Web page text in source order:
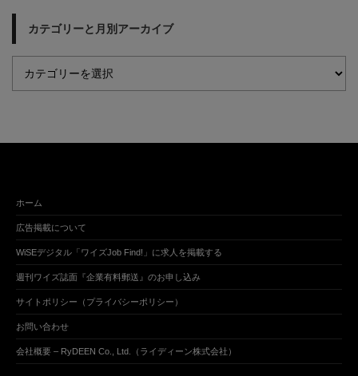
カテゴリーと月別アーカイブ
ホーム
広告掲載について
WiSEデジタル「ワイズJob Find!」に求人を掲載する
週刊ワイズ誌面『企業有料郵送』のお申し込み
サイトポリシー（プライバシーポリシー）
お問い合わせ
会社概要 – RyDEEN Co., Ltd.（ライディーン株式会社）